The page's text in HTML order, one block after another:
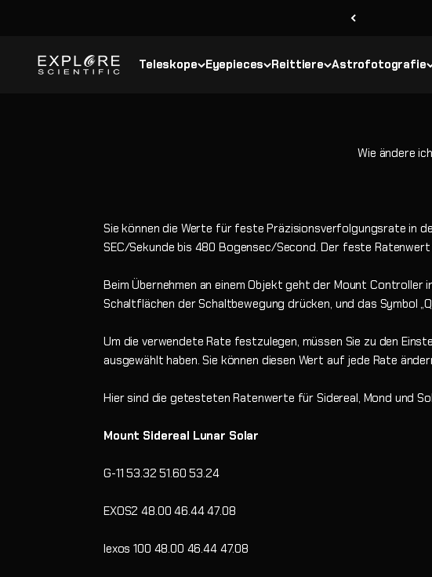
Teleskope Eyepieces Reittiere Astrofotografie
Explore Scientific
Wie ändere
Sie können die Werte für feste Präzisionsverfolgungsrate in
SEC/Sekunde bis 480 Bogensec/Second. Der feste
Beim Übernehmen an einem Objekt geht der Mount Controller
Schaltflächen der Schaltbewegung drücken, und das Symbol
Um die verwendete Rate festzulegen, müssen Sie zu den
ausgewählt haben. Sie können diesen Wert auf jede Rate
Hier sind die getesteten Ratenwerte für Sidereal, Mond und
Mount Sidereal Lunar Solar
G-11 53.32 51.60 53.24
EXOS2 48.00 46.44 47.08
Iexos 100 48.00 46.44 47.08